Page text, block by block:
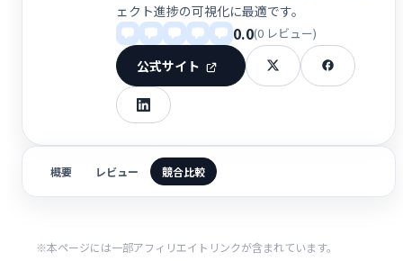
ェクト進捗の可視化に最適です。
0.0(0 レビュー)
公式サイト
概要 レビュー 競合比較
※本ページには一部アフィリエイトリンクが含まれています。